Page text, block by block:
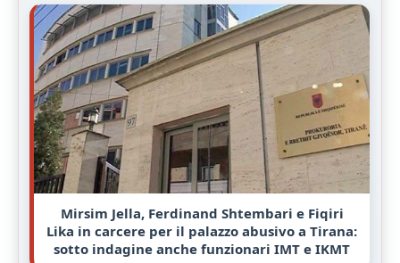
Mirsim Jella, Ferdinand Shtembari e Fiqiri
Lika in carcere per il palazzo abusivo a Tirana:
sotto indagine anche funzionari IMT e IKMT